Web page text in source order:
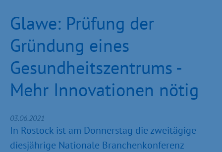
Glawe: Prüfung der
Gründung eines
Gesundheitszentrums -
Mehr Innovationen nötig
03.06.2021
In Rostock ist am Donnerstag die zweitägige
diesjährige Nationale Branchenkonferenz